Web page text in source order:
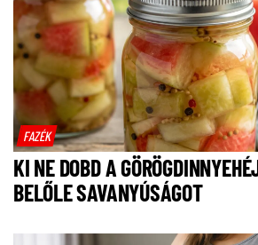
FAZÉK
KI NE DOBD A
BELŐLE SAVANYÚSÁGOT